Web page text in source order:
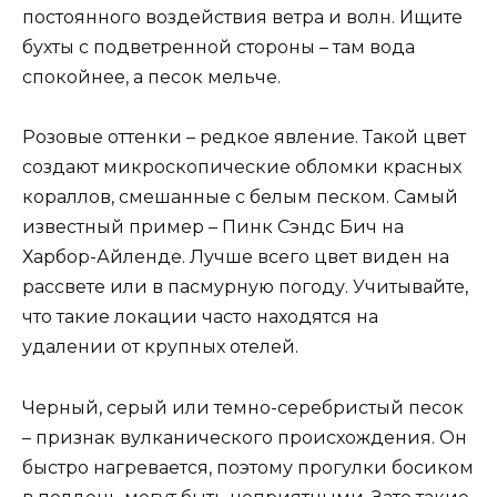
постоянного воздействия ветра и волн. Ищите
бухты с подветренной стороны – там вода
спокойнее, а песок мельче.
Розовые оттенки – редкое явление. Такой цвет
создают микроскопические обломки красных
кораллов, смешанные с белым песком. Самый
известный пример – Пинк Сэндс Бич на
Харбор-Айленде. Лучше всего цвет виден на
рассвете или в пасмурную погоду. Учитывайте,
что такие локации часто находятся на
удалении от крупных отелей.
Черный, серый или темно-серебристый песок
– признак вулканического происхождения. Он
быстро нагревается, поэтому прогулки босиком